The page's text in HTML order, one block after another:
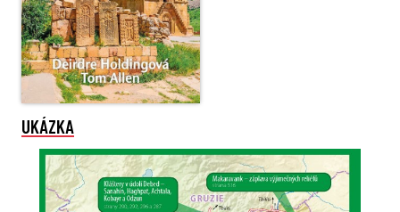
UKÁZKA